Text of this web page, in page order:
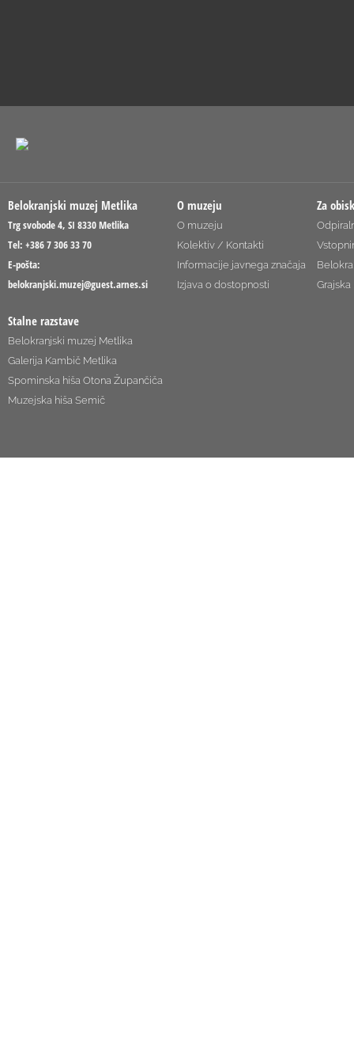
Belokranjski muzej Metlika
Trg svobode 4, SI 8330 Metlika
Tel: +386 7 306 33 70
E-pošta:
belokranjski.muzej@guest.arnes.si
O muzeju
O muzeju
Kolektiv / Kontakti
Informacije javnega značaja
Izjava o dostopnosti
Za
Grajska
Stalne razstave
Belokranjski muzej Metlika
Galerija Kambič Metlika
Spominska hiša Otona Župančiča
Muzejska hiša Semič